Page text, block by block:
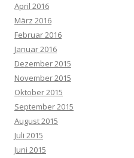
April 2016
März 2016
Februar 2016
Januar 2016
Dezember 2015
November 2015
Oktober 2015
September 2015
August 2015
Juli 2015
Juni 2015